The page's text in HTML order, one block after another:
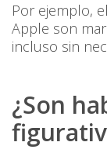
Por ejemplo,
Apple son
incluso sin
¿Son